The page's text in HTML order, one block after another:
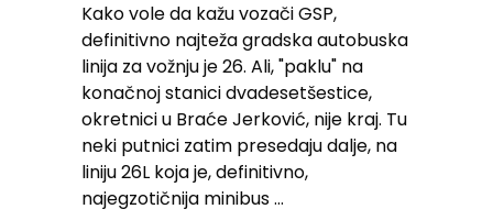
Kako vole da kažu vozači GSP,
definitivno najteža gradska autobuska
linija za vožnju je 26. Ali, "paklu" na
konačnoj stanici dvadesetšestice,
okretnici u Braće Jerković, nije kraj. Tu
neki putnici zatim presedaju dalje, na
liniju 26L koja je, definitivno,
najegzotičnija minibus